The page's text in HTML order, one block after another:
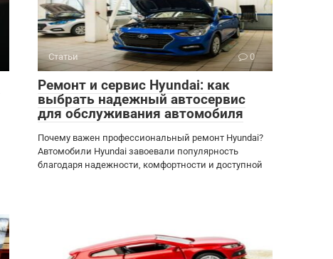
Статьи 0
Ремонт и сервис Hyundai: как
выбрать надежный автосервис
для обслуживания автомобиля
Почему важен профессиональный ремонт Hyundai?
Автомобили Hyundai завоевали популярность
благодаря надежности, комфортности и доступной